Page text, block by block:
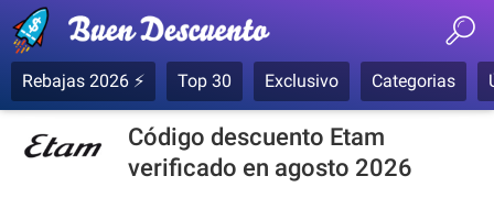
Rebajas 2026 ⚡ Top 30 Exclusivo Categorias
Código descuento Etam
verificado en agosto 2026